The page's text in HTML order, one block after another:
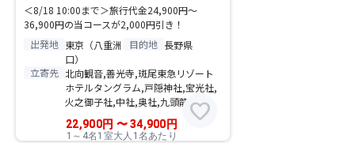
＜8/18 10:00まで＞旅行代金24,900円～
36,900円の当コースが2,000円引き！
出発地 東京（八重洲
口）
目的地 長野県
立寄先 北向観音,善光寺,斑尾東急リゾート
ホテルタングラム,戸隠神社,宝光社,
火之御子社,中社,奥社,九頭龍社
22,900円 〜34,900 円
1～4名1室大人1名あたり
favorite